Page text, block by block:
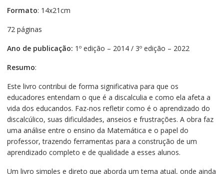
Formato: 14x21cm
72 páginas
Ano de publicação: 1º edição – 2014 / 3º edição – 2022
Resumo:
Este livro contribui de forma significativa para que os
educadores entendam o que é a discalculia e como ela afeta a
vida dos educandos. Faz-nos refletir como é o aprendizado do
discalcúlico, suas dificuldades, anseios e frustrações. A obra faz
uma análise entre o ensino da Matemática e o papel do
professor, trazendo ferramentas para a construção de um
aprendizado completo e de qualidade a esses alunos.
Um livro simples e direto que aborda um tema atual, onde ainda